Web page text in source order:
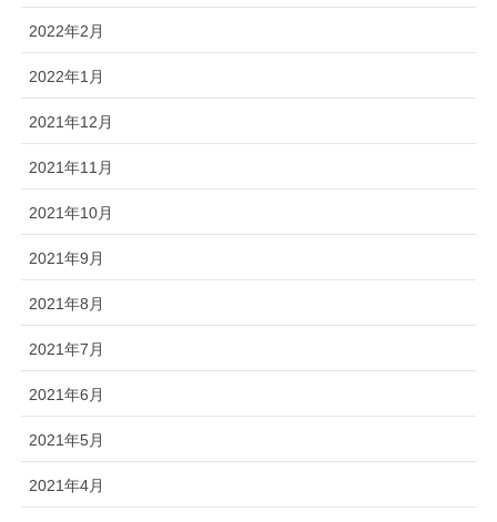
2022年2月
2022年1月
2021年12月
2021年11月
2021年10月
2021年9月
2021年8月
2021年7月
2021年6月
2021年5月
2021年4月